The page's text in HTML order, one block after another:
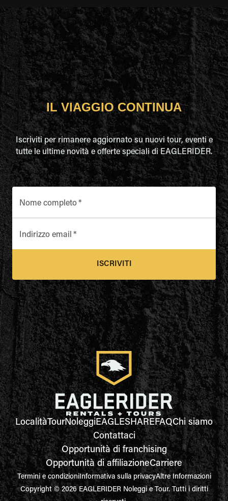
IL VIAGGIO CONTINUA
Iscriviti per rimanere aggiornato su nuovi tour, eventi e
tutte le ultime novità e offerte speciali di EAGLERIDER.
Nome completo*
Indirizzo email *
ISCRIVITI
LocalitàTourNoleggiEAGLESHAREFAQChi siamo
Contattaci
Opportunità di franchising
Opportunità di affiliazioneCarriere
Termini e condizioniInformativa sulla privacyAltre Informazioni
Copyright © 2026 EAGLERIDER Noleggi e Tour. Tutti i diritti